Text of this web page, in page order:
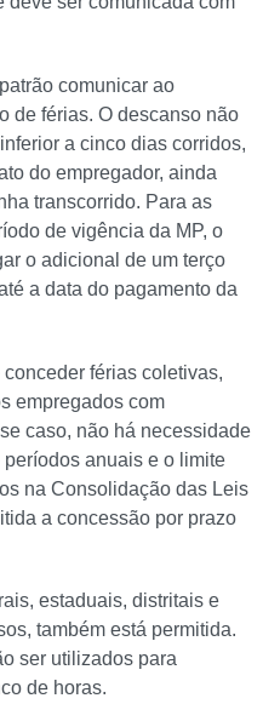
comunicar ao
de férias. O descanso não
a cinco dias corridos,
do empregador, ainda
transcorrido. Para as
de vigência da MP, o
o adicional de um terço
a data do pagamento da
férias coletivas,
empregados com
caso, não há necessidade
anuais e o limite
na Consolidação das Leis
a concessão por prazo
estaduais, distritais e
também está permitida.
ser utilizados para
de horas.